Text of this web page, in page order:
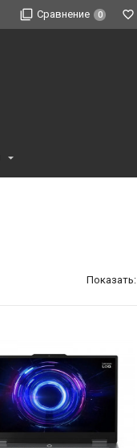
Сравнение 0
Показать: